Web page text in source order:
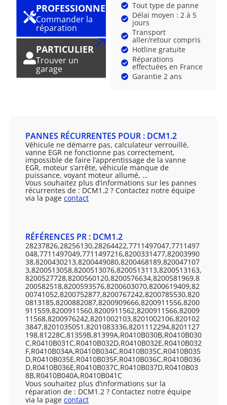
PROFESSIONNEL
Commander la
réparation
PARTICULIER
Trouver un
garage
Tout type de panne
Délai moyen : 2 à 5
jours
Transport
aller/retour compris
Hotline gratuite
Réparations
effectuées en France
Garantie 2 ans
PANNES RÉCURRENTES POUR : DCM1.2
Véhicule ne démarre pas, calculateur verrouillé,
vanne EGR ne fonctionne pas correctement,
impossible de faire l’apprentissage de la vanne
EGR, moteur s’arrête, véhicule manque de
puissance, voyant moteur allumé, …
Vous souhaitez plus d’informations sur les pannes
récurrentes de : DCM1.2 ? Contactez notre équipe
via la page contact
RÉFÉRENCES PR : DCM1.2
28237826,28256130,28264422,7711497047,7711497
048,7711497049,7711497216,8200331477,82003990
38,8200430213,8200449080,8200468189,820047107
3,8200513058,8200513076,8200513113,8200513163,
8200527728,8200560120,8200576634,8200581969,8
200582518,8200593576,8200603070,8200619409,82
00741052,8200752877,8200767242,8200785530,820
0813185,8200882087,8200909666,8200911556,8200
911559,8200911560,8200911562,8200911566,82009
11568,8200976242,8201002103,8201002106,820102
3847,8201035051,8201083336,8201112294,8201127
198,81228C,81359B,81399A,R0410B030B,R0410B030
C,R0410B031C,R0410B032D,R0410B032E,R0410B032
F,R0410B034A,R0410B034C,R0410B035C,R0410B035
D,R0410B035E,R0410B035F,R0410B036C,R0410B036
D,R0410B036E,R0410B037C,R0410B037D,R0410B03
8B,R0410B040A,R0410B041C
Vous souhaitez plus d’informations sur la
réparation de : DCM1.2 ? Contactez notre équipe
via la page contact